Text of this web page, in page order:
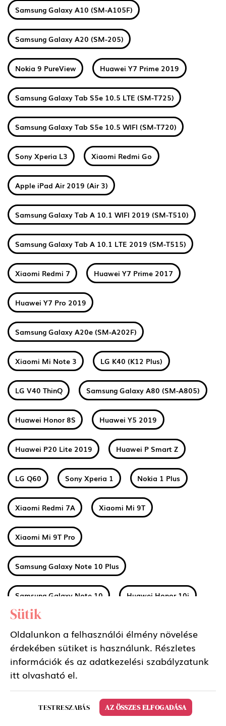
Samsung Galaxy A10 (SM-A105F)
Samsung Galaxy A20 (SM-205)
Nokia 9 PureView Huawei Y7 Prime 2019
Samsung Galaxy Tab S5e 10.5 LTE (SM-T725)
Samsung Galaxy Tab S5e 10.5 WIFI (SM-T720)
Sony Xperia L3 Xiaomi Redmi Go
Apple iPad Air 2019 (Air 3)
Samsung Galaxy Tab A 10.1 WIFI 2019 (SM-T510)
Samsung Galaxy Tab A 10.1 LTE 2019 (SM-T515)
Xiaomi Redmi 7 Huawei Y7 Prime 2017
Huawei Y7 Pro 2019
Samsung Galaxy A20e (SM-A202F)
Xiaomi Mi Note 3 LG K40 (K12 Plus)
LG V40 ThinQ Samsung Galaxy A80 (SM-A805)
Huawei Honor 8S Huawei Y5 2019
Huawei P20 Lite 2019 Huawei P Smart Z
LG Q60 Sony Xperia 1 Nokia 1 Plus
Xiaomi Redmi 7A Xiaomi Mi 9T
Xiaomi Mi 9T Pro
Samsung Galaxy Note 10 Plus
Samsung Galaxy Note 10 Huawei Honor 10i
Huawei Honor 20 Pro Apple iPhone 11
Huawei Mate 30 Xiaomi Mi A3
Sütik
Oldalunkon a felhasználói élmény növelése
érdekében sütiket is használunk. Részletes
információk és az adatkezelési szabályzatunk
itt olvasható el.
TESTRESZABÁS AZ ÖSSZES ELFOGADÁSA